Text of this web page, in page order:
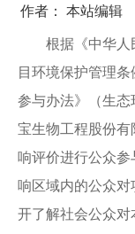
作者： 本站编辑
根据《中华人
目环境保护管理
参与办法》（生态
宝生物工程股份有
响评价进行公众
响区域内的公众
开了解社会公众